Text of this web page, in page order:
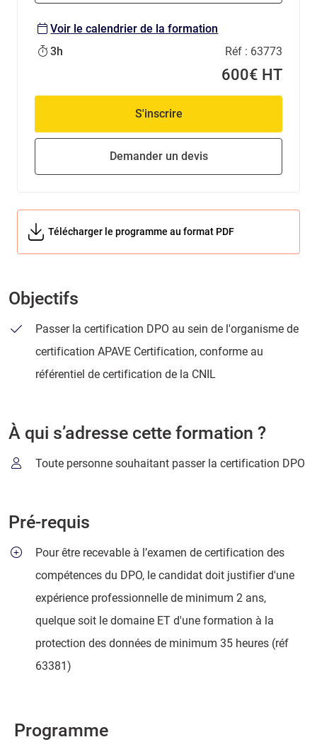
Voir le calendrier de la formation
3h
Réf : 63773
600€ HT
S'inscrire
Demander un devis
Télécharger le programme au format PDF
Objectifs
Passer la certification DPO au sein de l'organisme de
certification APAVE Certification, conforme au
référentiel de certification de la CNIL
À qui s’adresse cette formation ?
Toute personne souhaitant passer la certification DPO
Pré-requis
Pour être recevable à l’examen de certification des
compétences du DPO, le candidat doit justifier d'une
expérience professionnelle de minimum 2 ans,
quelque soit le domaine ET d'une formation à la
protection des données de minimum 35 heures (réf
63381)
Programme